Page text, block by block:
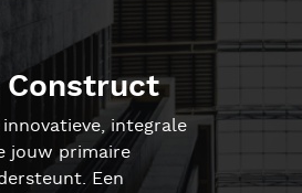
Construct
integrale
jouw primaire
Een